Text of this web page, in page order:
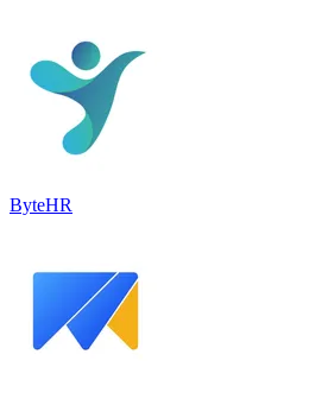
ByteHR